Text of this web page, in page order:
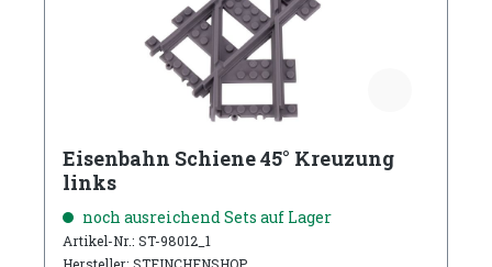
Eisenbahn Schiene 45° Kreuzung
links
noch ausreichend Sets auf Lager
Artikel-Nr.: ST-98012_1
Hersteller: STEINCHENSHOP